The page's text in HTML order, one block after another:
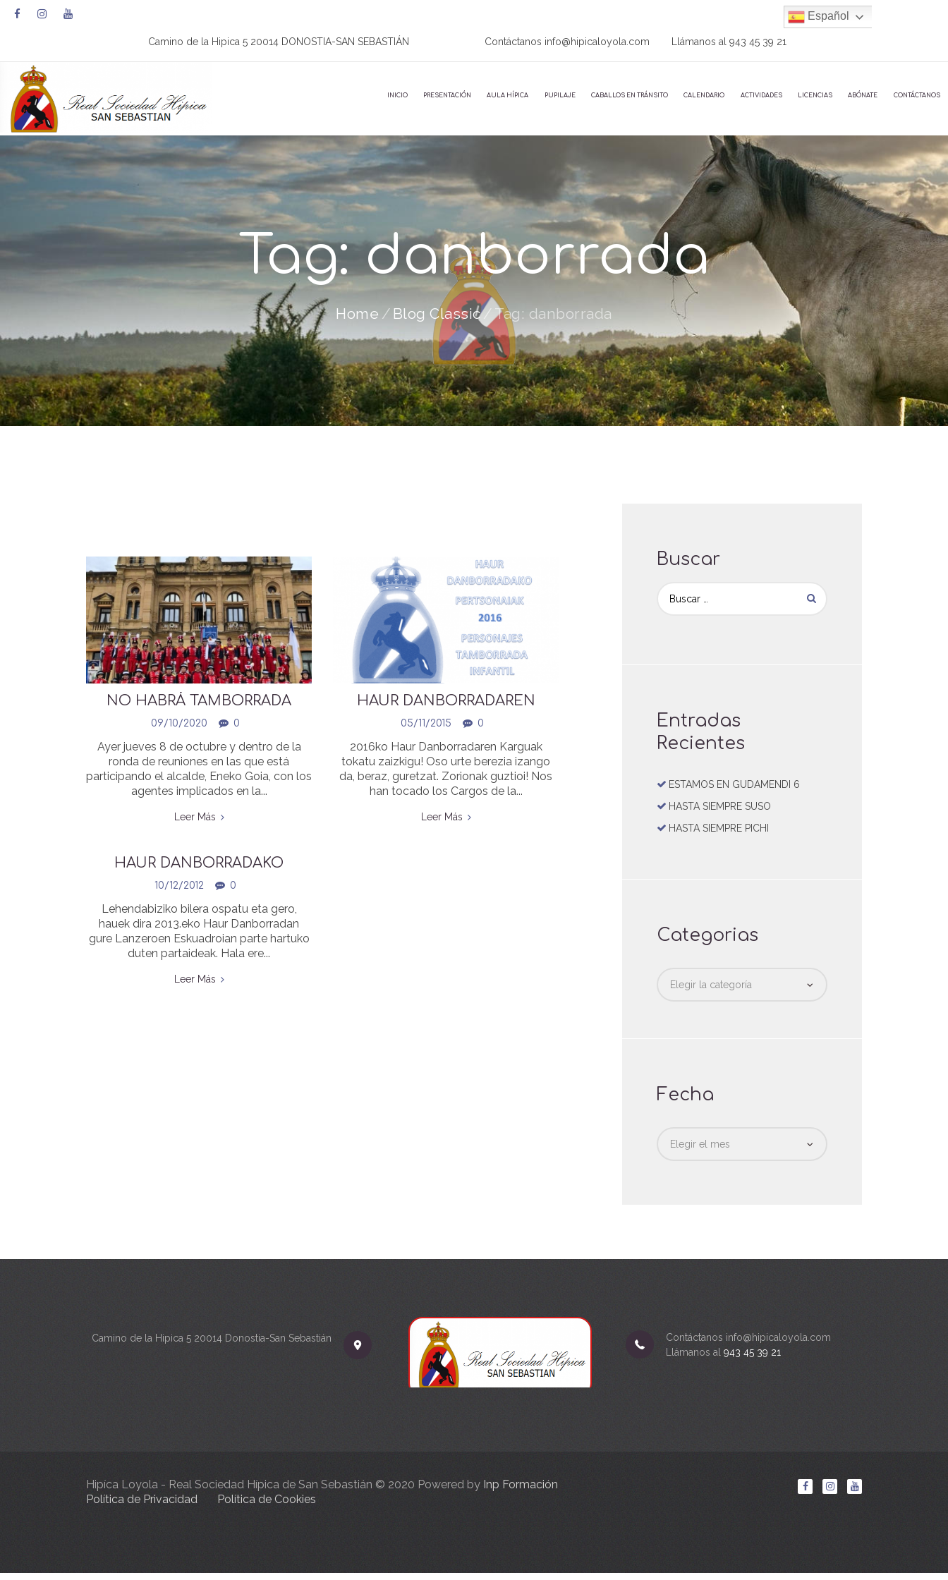
Camino de la Hipica 5 20014 DONOSTIA-SAN SEBASTIÁN Contáctanos info@hipicaloyola.com Llámanos al943 45 39 21
INICIO PRESENTACIÓN AULA HÍPICA PUPILAJE CABALLOS EN TRÁNSITO CALENDARIO ACTIVIDADES LICENCIAS ABÓNATE CONTÁCTANOS
Tag: danborrada
Home Blog Classic Tag: danborrada
NO HABRÁ TAMBORRADA
INFANTIL El 20 DE ENERO DE
09/10/2020 0
Ayer jueves 8 de octubre y dentro de la
ronda de reuniones en las que está
participando el alcalde, Eneko Goia, con los
agentes implicados en la...
Leer Más
HAUR DANBORRADAREN
KARGUAK | CARGOS HONOR
05/11/2015 0
2016ko Haur Danborradaren Karguak
tokatu zaizkigu! Oso urte berezia izango
da, beraz, guretzat. Zorionak guztioi! Nos
han tocado los Cargos de la...
Leer Más
HAUR DANBORRADAKO
LANZARIEN ZERRENDA |
TAMBORRADA INFANTIL
10/12/2012 0
Lehendabiziko bilera ospatu eta gero,
hauek dira 2013.eko Haur Danborradan
gure Lanzeroen Eskuadroian parte hartuko
duten partaideak. Hala ere...
Leer Más
Buscar
Entradas
Recientes
ESTAMOS EN GUDAMENDI 6
HASTA SIEMPRE SUSO
HASTA SIEMPRE PICHI
Categorias
Fecha
Camino de la Hipica 5 20014 Donostia-San Sebastián
Contáctanos info@hipicaloyola.com
Llámanos al 943 45 39 21
Hipíca Loyola - Real Sociedad Hípica de San Sebastián © 2020 Powered by Inp Formación
Política de Privacidad
Política de Cookies
Español